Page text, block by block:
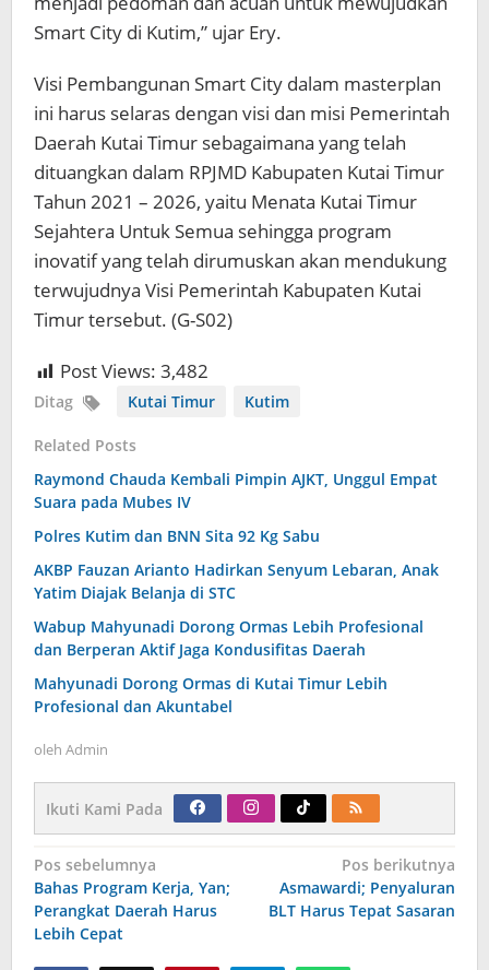
Smart City di Kutim,” ujar Ery.
Visi Pembangunan Smart City dalam masterplan
ini harus selaras dengan visi dan misi Pemerintah
Daerah Kutai Timur sebagaimana yang telah
dituangkan dalam RPJMD Kabupaten Kutai Timur
Tahun 2021 – 2026, yaitu Menata Kutai Timur
Sejahtera Untuk Semua sehingga program
inovatif yang telah dirumuskan akan mendukung
terwujudnya Visi Pemerintah Kabupaten Kutai
Timur tersebut. (G-S02)
Post Views: 3,482
Ditag Kutai Timur Kutim
Related Posts
Raymond Chauda Kembali Pimpin AJKT, Unggul Empat
Suara pada Mubes IV
Polres Kutim dan BNN Sita 92 Kg Sabu
AKBP Fauzan Arianto Hadirkan Senyum Lebaran, Anak
Yatim Diajak Belanja di STC
Wabup Mahyunadi Dorong Ormas Lebih Profesional
dan Berperan Aktif Jaga Kondusifitas Daerah
Mahyunadi Dorong Ormas di Kutai Timur Lebih
Profesional dan Akuntabel
oleh Admin
Ikuti Kami Pada
Navigasi
pos
Pos sebelumnya
Bahas Program Kerja, Yan;
Perangkat Daerah Harus
Lebih Cepat
Pos berikutnya
Asmawardi; Penyaluran
BLT Harus Tepat Sasaran